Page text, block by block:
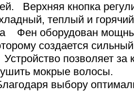
Верхняя кнопка
теплый и
Фен оборудован
создается
позволяет за
мокрые волосы.
выбору